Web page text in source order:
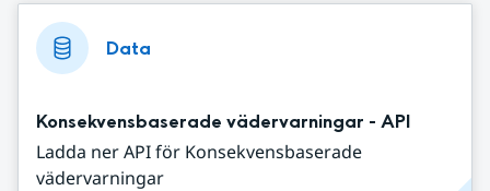
Data
Konsekvensbaserade vädervarningar - API
Ladda ner API för Konsekvensbaserade
vädervarningar